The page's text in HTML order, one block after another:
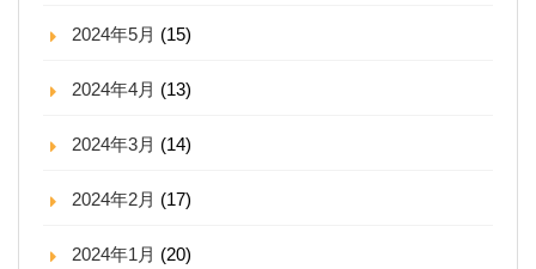
2024年5月 (15)
2024年4月 (13)
2024年3月 (14)
2024年2月 (17)
2024年1月 (20)